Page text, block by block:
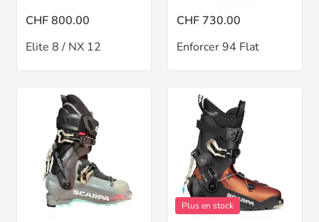
CHF 800.00
Elite 8 / NX 12
CHF 730.00
Enforcer 94 Flat
Plus en stock